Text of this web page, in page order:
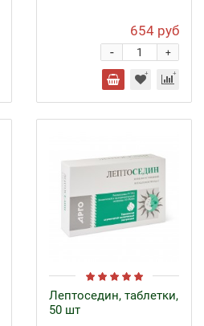
654 руб
+
-
Лептоседин, таблетки,
50 шт